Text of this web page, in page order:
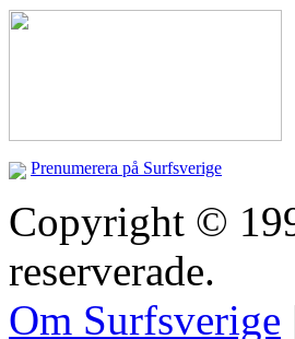
Prenumerera på Surfsverige
Copyright ©
reserverade.
Om Surfsverige